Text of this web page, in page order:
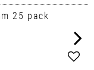
25 pack